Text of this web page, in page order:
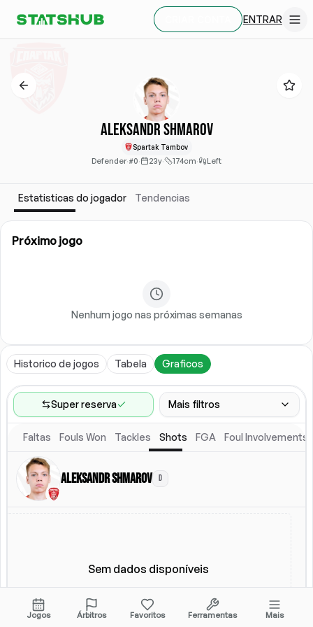
ENTRAR
Aleksandr Shmarov
Spartak Tambov
Defender·#0· 23y· 174cm· Left
Estatisticas do jogador Tendencias
Próximo jogo
Nenhum jogo nas próximas semanas
Historico de jogos Tabela Graficos
Super reserva Mais filtros
Faixa de jogos
Ultimos 60 jogos
Local
Faltas Fouls Won Tackles Shots FGA Foul Involvements
Aleksandr Shmarov D
Sem dados disponíveis
Jogos Árbitros Favoritos Ferramentas Mais